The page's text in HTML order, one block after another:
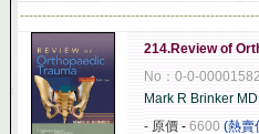
214.Review of
No：0-0-
Mark R Brinker MD
- 原價 - 6600 (熱賣